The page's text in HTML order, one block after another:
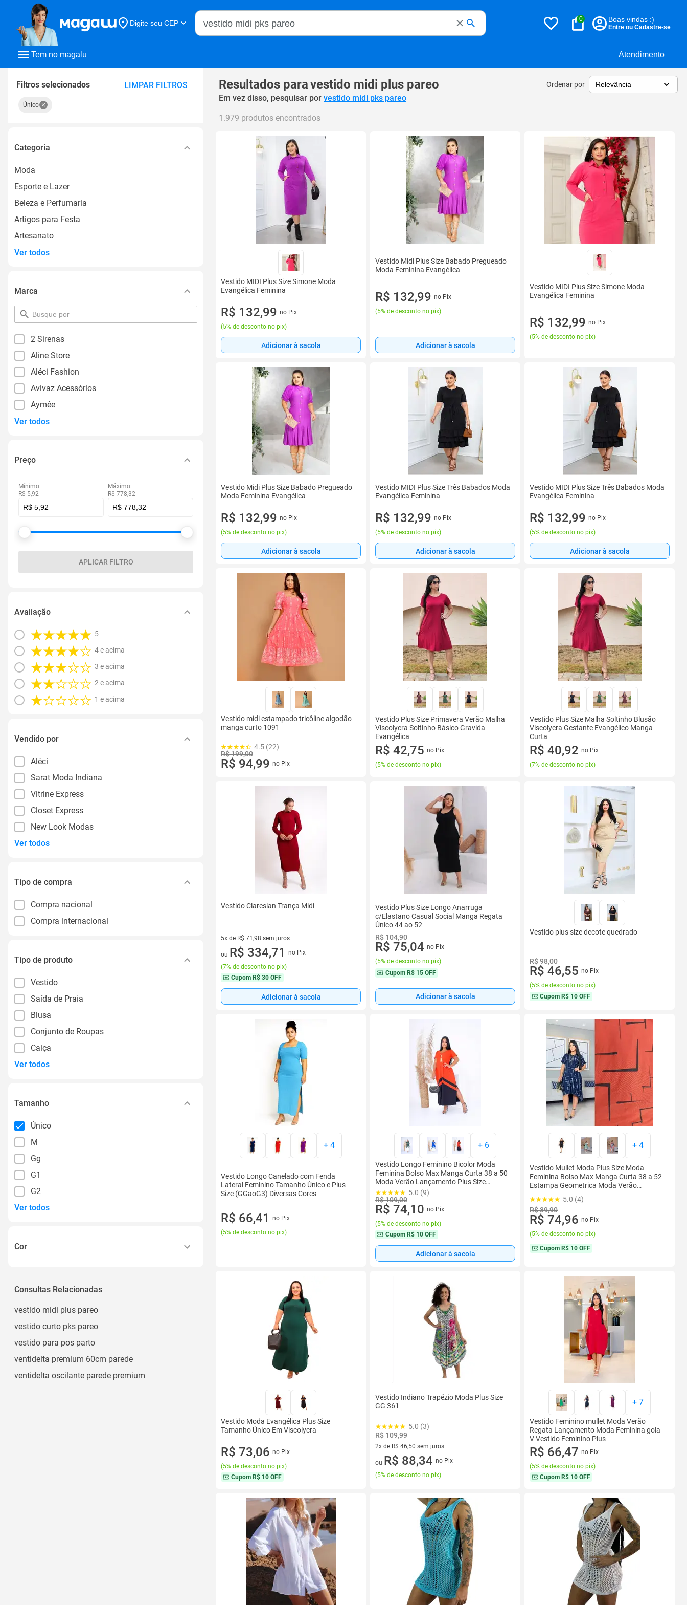
Tem no magalu Atendimento
Digite seu CEP
Buscar no Magalu
0 Boas vindas :)
Entre ou Cadastre-se
Filtros selecionados LIMPAR FILTROS
Único
Categoria
Moda
Esporte e Lazer
Beleza e Perfumaria
Artigos para Festa
Artesanato
Ver todos
Marca
pesquisar
por
2 Sirenas
Aline Store
Aléci Fashion
Avivaz Acessórios
Aymêe
Ver todos
Preço
Mínimo:
R$ 5,92
Máximo:
R$ 778,32
APLICAR FILTRO
Avaliação
5
4 e acima
3 e acima
2 e acima
1 e acima
Vendido por
Aléci
Sarat Moda Indiana
Vitrine Express
Closet Express
New Look Modas
Ver todos
Tipo de compra
Compra nacional
Compra internacional
Tipo de produto
Vestido
Saída de Praia
Blusa
Conjunto de Roupas
Calça
Ver todos
Tamanho
Único
M
Gg
G1
G2
Ver todos
Cor
Azul
Consultas Relacionadas
vestido midi plus pareo
vestido curto pks pareo
vestido para pos parto
ventidelta premium 60cm parede
ventidelta oscilante parede premium
Resultados paravestido midi plus pareo Ordenar por
Em vez disso, pesquisar por vestido midi pks pareo
1.979 produtos encontrados
Vestido MIDI Plus Size Simone Moda
Evangélica Feminina
R$ 132,99 no Pix
(5% de desconto no pix)
Adicionar à sacola
Vestido Midi Plus Size Babado Pregueado
Moda Feminina Evangélica
R$ 132,99 no Pix
(5% de desconto no pix)
Adicionar à sacola
Vestido MIDI Plus Size Simone Moda
Evangélica Feminina
R$ 132,99 no Pix
(5% de desconto no pix)
Vestido Midi Plus Size Babado Pregueado
Moda Feminina Evangélica
R$ 132,99 no Pix
(5% de desconto no pix)
Adicionar à sacola
Vestido MIDI Plus Size Três Babados Moda
Evangélica Feminina
R$ 132,99 no Pix
(5% de desconto no pix)
Adicionar à sacola
Vestido MIDI Plus Size Três Babados Moda
Evangélica Feminina
R$ 132,99 no Pix
(5% de desconto no pix)
Adicionar à sacola
Vestido midi estampado tricôline algodão
manga curto 1091
4.5 (22)
R$ 199,00
R$ 94,99 no Pix
Vestido Plus Size Primavera Verão Malha
Viscolycra Soltinho Básico Gravida
Evangélica
R$ 42,75 no Pix
(5% de desconto no pix)
Vestido Plus Size Malha Soltinho Blusão
Viscolycra Gestante Evangélico Manga
Curta
R$ 40,92 no Pix
(7% de desconto no pix)
Vestido Clareslan Trança Midi
5x de R$ 71,98 sem juros
5 vez de R$ 71,98 sem juros
ou R$ 334,71
no Pix
(7% de desconto no pix)
Cupom R$ 30 OFF
Adicionar à sacola
Vestido Plus Size Longo Anarruga
c/Elastano Casual Social Manga Regata
Único 44 ao 52
R$ 104,90
R$ 75,04 no Pix
(5% de desconto no pix)
Cupom R$ 15 OFF
Adicionar à sacola
Vestido plus size decote quedrado
R$ 98,00
R$ 46,55 no Pix
(5% de desconto no pix)
Cupom R$ 10 OFF
+ 4
Vestido Longo Canelado com Fenda
Lateral Feminino Tamanho Único e Plus
Size (GGaoG3) Diversas Cores
R$ 66,41
no Pix
(5% de desconto no pix)
+ 6
Vestido Longo Feminino Bicolor Moda
Feminina Bolso Max Manga Curta 38 a 50
Moda Verão Lançamento Plus Size
Feminino Top5.0 (9)
R$ 109,00
R$ 74,10 no Pix
(5% de desconto no pix)
Cupom R$ 10 OFF
Adicionar à sacola
+ 4
Vestido Mullet Moda Plus Size Moda
Feminina Bolso Max Manga Curta 38 a 52
Estampa Geometrica Moda Verão
5.0 (4)
R$ 89,90
R$ 74,96 no Pix
(5% de desconto no pix)
Cupom R$ 10 OFF
Vestido Moda Evangélica Plus Size
Tamanho Único Em Viscolycra
R$ 73,06 no Pix
(5% de desconto no pix)
Cupom R$ 10 OFF
Vestido Indiano Trapézio Moda Plus Size
GG 361
5.0 (3)
R$ 109,99
2x de R$ 46,50 sem juros
2 vez de R$ 46,50 sem juros
ou R$ 88,34 no Pix
(5% de desconto no pix)
+ 7
Vestido Feminino mullet Moda Verão
Regata Lançamento Moda Feminina gola
V Vestido Feminino Plus
R$ 66,47 no Pix
(5% de desconto no pix)
Cupom R$ 10 OFF